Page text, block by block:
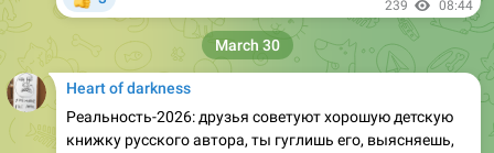
239 08:44
Heart of darkness
Реальность-2026: друзья советуют хорошую детскую
книжку русского автора, ты гуглишь его, выясняешь,
March 30